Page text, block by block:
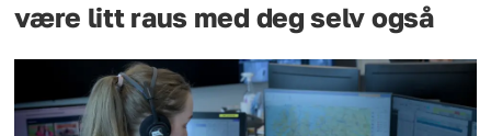
være litt raus med deg selv også